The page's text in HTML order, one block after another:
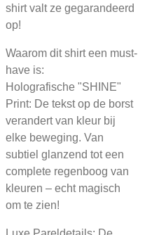
shirt valt ze gegarandeerd
op!
Waarom dit shirt een must-
have is:
Holografische "SHINE"
Print: De tekst op de borst
verandert van kleur bij
elke beweging. Van
subtiel glanzend tot een
complete regenboog van
kleuren – echt magisch
om te zien!